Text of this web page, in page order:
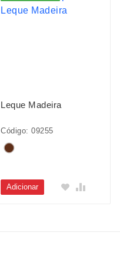
Leque Madeira
Código: 09255
Adicionar